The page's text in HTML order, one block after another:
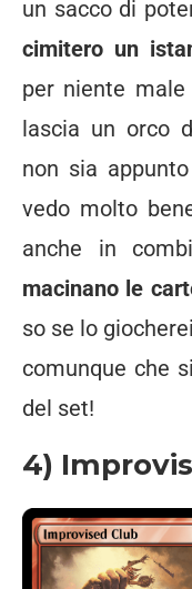
un sacco di
cimitero un
per niente
lascia un orco
non sia
vedo molto
anche in
macinano le
so se lo
comunque che
del set!
4)